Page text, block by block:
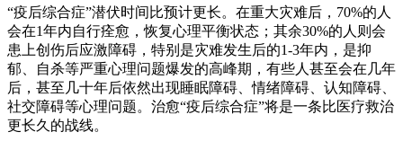
“疫后综合症”潜伏时间比预计更长。在重大灾难后，70%的人
会在1年内自行痊愈，恢复心理平衡状态；其余30%的人则会
患上创伤后应激障碍，特别是灾难发生后的1-3年内，是抑
郁、自杀等严重心理问题爆发的高峰期，有些人甚至会在几年
后，甚至几十年后依然出现睡眠障碍、情绪障碍、认知障碍、
社交障碍等心理问题。治愈“疫后综合症”将是一条比医疗救治
更长久的战线。